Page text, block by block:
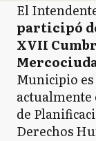
El
participó
XVII
Municipio
actualmente
de
Derechos